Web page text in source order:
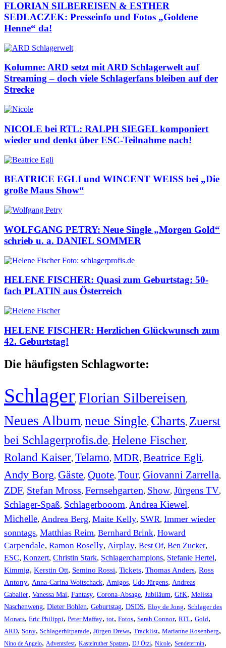
FLORIAN SILBEREISEN & ESTHER
SEDLACZEK: Presseinfo und Fotos „Goldene
Henne“ da!
Kolumne: ARD setzt mit ARD Schlagerwelt auf
Streaming – doch viele Schlagerfans bleiben auf der
Strecke
NICOLE bei RTL: RALPH SIEGEL komponiert
wieder und denkt über ESC-Teilnahme nach!
BEATRICE EGLI und WINCENT WEISS bei „Die
große Maus Show“
WOLFGANG PETRY: Neue Single „Morgen Gold“
schrieb u. a. DANIEL SOMMER
HELENE FISCHER: Quasi zum Geburtstag: 50-
fach PLATIN aus Österreich
HELENE FISCHER: Herzlichen Glückwunsch zum
42. Geburtstag!
Die häufigsten Schlagworte:
Schlager, Florian Silbereisen,
Neues Album, neue Single, Charts, Zuerst
bei Schlagerprofis.de, Helene Fischer,
Roland Kaiser, Telamo, MDR, Beatrice Egli,
Andy Borg, Gäste, Quote, Tour, Giovanni Zarrella,
ZDF, Stefan Mross, Fernsehgarten, Show, Jürgens TV,
Schlager-Spaß, Schlagerbooom, Andrea Kiewel,
Michelle, Andrea Berg, Maite Kelly, SWR, Immer wieder
sonntags, Matthias Reim, Bernhard Brink, Howard
Carpendale, Ramon Roselly, Airplay, Best Of, Ben Zucker,
ESC, Konzert, Christin Stark, Schlagerchampions, Stefanie Hertel,
Kimmig, Kerstin Ott, Semino Rossi, Tickets, Thomas Anders, Ross
Antony, Anna-Carina Woitschack, Amigos, Udo Jürgens, Andreas
Gabalier, Vanessa Mai, Fantasy, Corona-Absage, Jubiläum, GfK, Melissa
Naschenweng, Dieter Bohlen, Geburtstag, DSDS, Eloy de Jong, Schlager des
Monats, Eric Philippi, Peter Maffay, tot, Fotos, Sarah Connor, RTL, Gold,
ARD, Sony, Schlagerhitparade, Jürgen Drews, Tracklist, Marianne Rosenberg,
Nino de Angelo, Adventsfest, Kastelruther Spatzen, DJ Ötzi, Nicole, Sendetermin,